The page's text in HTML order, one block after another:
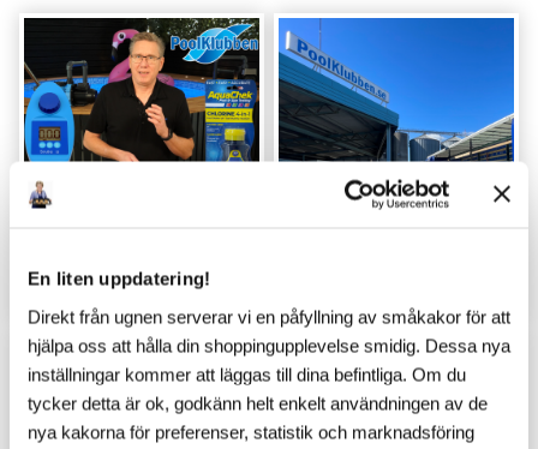
En liten uppdatering!
Direkt från ugnen serverar vi en påfyllning av småkakor för att
hjälpa oss att hålla din shoppingupplevelse smidig. Dessa nya
inställningar kommer att läggas till dina befintliga. Om du
tycker detta är ok, godkänn helt enkelt användningen av de
nya kakorna för preferenser, statistik och marknadsföring
GUIDER